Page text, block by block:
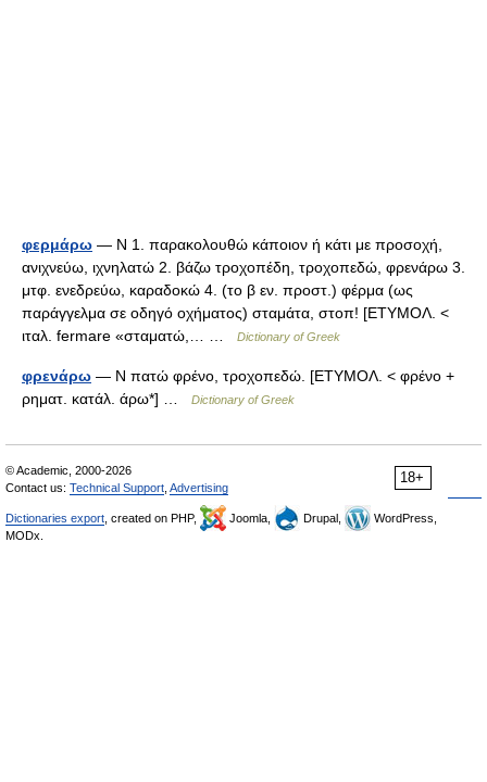
φερμάρω — Ν 1. παρακολουθώ κάποιον ή κάτι με προσοχή,
ανιχνεύω, ιχνηλατώ 2. βάζω τροχοπέδη, τροχοπεδώ, φρενάρω 3.
μτφ. ενεδρεύω, καραδοκώ 4. (το β εν. προστ.) φέρμα (ως
παράγγελμα σε οδηγό οχήματος) σταμάτα, στοπ! [ΕΤΥΜΟΛ. <
ιταλ. fermare «σταματώ,… …
Dictionary of Greek
φρενάρω — Ν πατώ φρένο, τροχοπεδώ. [ΕΤΥΜΟΛ. < φρένο +
ρηματ. κατάλ. άρω*] …
Dictionary of Greek
18+
© Academic, 2000-2026
Contact us: Technical Support Advertising
Dictionaries export , created on PHP, Joomla, Drupal,
WordPress,
MODx.